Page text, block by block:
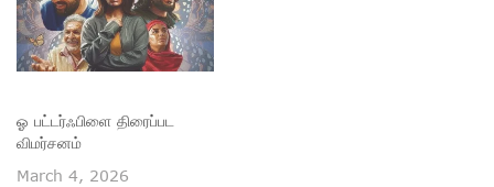
ஓ பட்டர்ஃபிளை திரைப்பட
விமர்சனம்
March 4, 2026